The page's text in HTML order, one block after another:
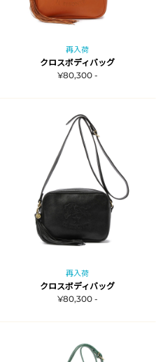
再入荷
クロスボディバッグ
¥80,300 -
再入荷
クロスボディバッグ
¥80,300 -